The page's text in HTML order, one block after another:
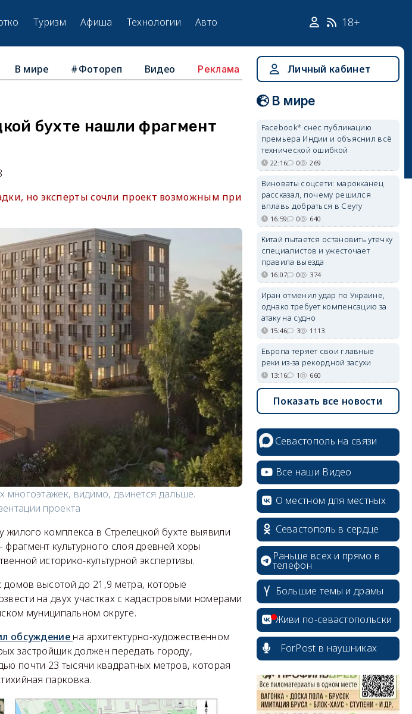
Туризм Афиша Технологии Авто 18+
В мире #Фотореп Видео Реклама
бухте нашли фрагмент
но эксперты сочли проект возможным при
многоэтажек, видимо, двинется дальше.
проекта
жилого комплекса в Стрелецкой бухте выявили
культурного слоя древней хоры
историко-культурной экспертизы.
домов высотой до 21,9 метра, которые
на двух участках с кадастровыми номерами
муниципальном округе.
обсуждение на архитектурно-художественном
застройщик должен передать городу,
почти 23 тысячи квадратных метров, которая
парковка.
Личный кабинет
В мире
Facebook* снёс публикацию
премьера Индии и объяснил всё
технической ошибкой
22:16 0 269
Виноваты соцсети: марокканец
рассказал, почему решился
вплавь добраться в Сеуту
16:59 0 640
Китай пытается остановить утечку
специалистов и ужесточает
правила выезда
16:07 0 374
Иран отменил удар по Украине,
однако требует компенсацию за
атаку на судно
15:46 3 1113
Европа теряет свои главные
реки из-за рекордной засухи
13:16 1 660
Показать все новости
Севастополь на связи
Все наши Видео
О местном для местных
Севастополь в сердце
Раньше всех и прямо в
телефон
Большие темы и драмы
Живи по-севастопольски
ForPost в наушниках
erid: 2SDnjcrDNw6
erid: 2SDnjdPjgYS